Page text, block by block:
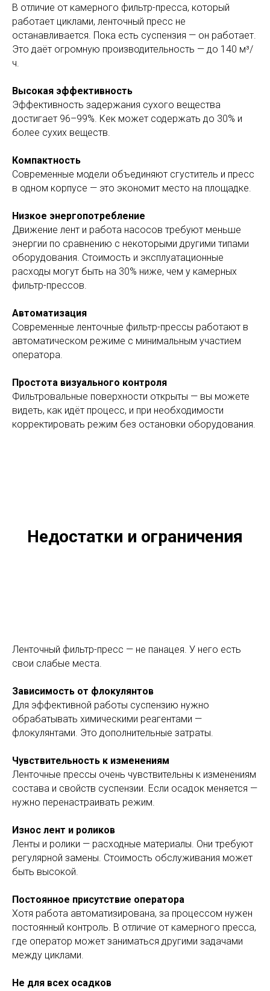
В отличие от камерного фильтр-пресса, который
работает циклами, ленточный пресс не
останавливается. Пока есть суспензия — он работает.
Это даёт огромную производительность — до 140 м³/
ч.
Высокая эффективность
Эффективность задержания сухого вещества
достигает 96–99%. Кек может содержать до 30% и
более сухих веществ.
Компактность
Современные модели объединяют сгуститель и пресс
в одном корпусе — это экономит место на площадке.
Низкое энергопотребление
Движение лент и работа насосов требуют меньше
энергии по сравнению с некоторыми другими типами
оборудования. Стоимость и эксплуатационные
расходы могут быть на 30% ниже, чем у камерных
фильтр-прессов.
Автоматизация
Современные ленточные фильтр-прессы работают в
автоматическом режиме с минимальным участием
оператора.
Простота визуального контроля
Фильтровальные поверхности открыты — вы можете
видеть, как идёт процесс, и при необходимости
корректировать режим без остановки оборудования.
Недостатки и ограничения
Ленточный фильтр-пресс — не панацея. У него есть
свои слабые места.
Зависимость от флокулянтов
Для эффективной работы суспензию нужно
обрабатывать химическими реагентами —
флокулянтами. Это дополнительные затраты.
Чувствительность к изменениям
Ленточные прессы очень чувствительны к изменениям
состава и свойств суспензии. Если осадок меняется —
нужно перенастраивать режим.
Износ лент и роликов
Ленты и ролики — расходные материалы. Они требуют
регулярной замены. Стоимость обслуживания может
быть высокой.
Постоянное присутствие оператора
Хотя работа автоматизирована, за процессом нужен
постоянный контроль. В отличие от камерного пресса,
где оператор может заниматься другими задачами
между циклами.
Не для всех осадков